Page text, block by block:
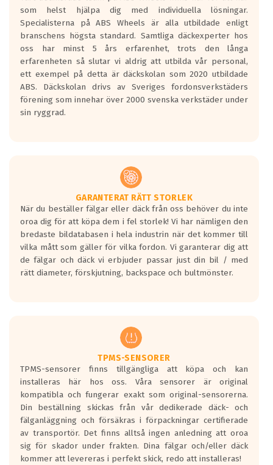
sensorer.
som helst hjälpa dig med individuella lösningar.
Specialisterna på ABS Wheels är alla utbildade enligt
branschens högsta standard. Samtliga däckexperter hos
oss har minst 5 års erfarenhet, trots den långa
erfarenheten så slutar vi aldrig att utbilda vår personal,
ett exempel på detta är däckskolan som 2020 utbildade
ABS. Däckskolan drivs av Sveriges fordonsverkstäders
förening som innehar över 2000 svenska verkstäder under
sin ryggrad.
GARANTERAT RÄTT STORLEK
När du beställer fälgar eller däck från oss behöver du inte
oroa dig för att köpa dem i fel storlek! Vi har nämligen den
bredaste bildatabasen i hela industrin när det kommer till
vilka mått som gäller för vilka fordon. Vi garanterar dig att
de fälgar och däck vi erbjuder passar just din bil / med
rätt diameter, förskjutning, backspace och bultmönster.
TPMS-SENSORER
TPMS-sensorer finns tillgängliga att köpa och kan
installeras här hos oss. Våra sensorer är original
kompatibla och fungerar exakt som original-sensorerna.
Din beställning skickas från vår dedikerade däck- och
fälganläggning och försäkras i förpackningar certifierade
av transportör. Det finns alltså ingen anledning att oroa
sig för skador under frakten. Dina fälgar och/eller däck
kommer att levereras i perfekt skick, redo att installeras!